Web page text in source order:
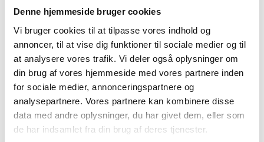
Denne hjemmeside bruger cookies
Vi bruger cookies til at tilpasse vores indhold og
annoncer, til at vise dig funktioner til sociale medier og til
at analysere vores trafik. Vi deler også oplysninger om
din brug af vores hjemmeside med vores partnere inden
for sociale medier, annonceringspartnere og
analysepartnere. Vores partnere kan kombinere disse
data med andre oplysninger, du har givet dem, eller som
de har indsamlet fra din brug af deres tjenester.
Den senest politisk vedtagne pesticidhandlingsplan for
reducere pesticidbelastningen og afsætter yderligere
ressourcer til VAP-arbejdet, så flere midler kan blive
inkluderet i systemet.
Dansk Planteværn bakker op om det danske
godkendelsesprogram for pesticider og således også til
en mulig styrkelse af VAP-systemet.